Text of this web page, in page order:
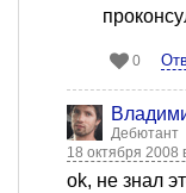
0
Дебютант
18 октября 2008
ok, не знал